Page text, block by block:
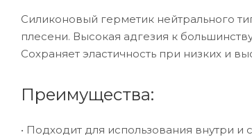
Силиконовый герметик нейтрального
плесени. Высокая адгезия к
Сохраняет эластичность при низких и
Преимущества:
• Подходит для использования внутри